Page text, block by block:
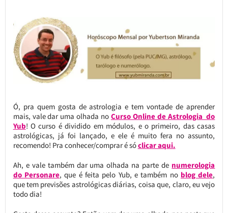
Ó, pra quem gosta de astrologia e tem vontade de aprender
mais, vale dar uma olhada no Curso Online de Astrologia do
Yub! O curso é dividido em módulos, e o primeiro, das casas
astrológicas, já foi lançado, e ele é muito fera no assunto,
recomendo! Pra conhecer/comprar é sóclicar aqui.
Ah, e vale também dar uma olhada na parte de numerologia
do Personare, que é feita pelo Yub, e também no blog dele,
que tem previsões astrológicas diárias, coisa que, claro, eu vejo
todo dia!